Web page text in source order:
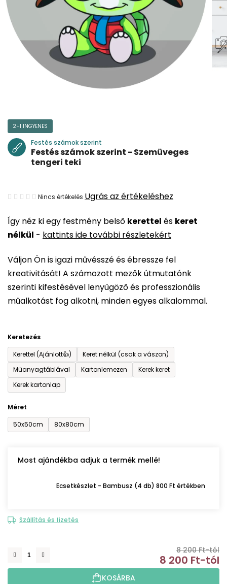
Így néz ki egy festmény belső kerettel és keret
nélkül - kattints ide további részletekért
Váljon Ön is igazi művésszé és ébressze fel
kreativitását! A számozott mezők útmutatónk
szerinti kifestésével lenyűgöző és professzionális
műalkotást fog alkotni, minden egyes alkalommal.
Keretezés
Kerettel (Ajánlott👍)
Keret nélkül (csak a vászon)
Műanyagtáblával
Kartonlemezen
Kerek keret
Kerek kartonlap
Méret
50x50cm
80x80cm
Most ajándékba adjuk a termék mellé!
Ecsetkészlet - Bambusz (4 db) 800 Ft értékben
Szállítás és fizetés
8 200 Ft-tól
8 200 Ft-tól
KOSÁRBA
2+1 INGYENES
Festés számok szerint
Festés számok szerint - Szemüveges
tengeri teki
A
átlagos
értékelése
ből
0,0
csillag.
Nincs értékelés Ugrás az értékeléshez